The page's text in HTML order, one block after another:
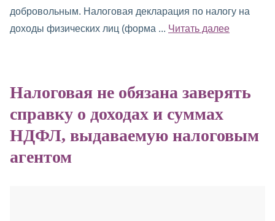
добровольным. Налоговая декларация по налогу на
доходы физических лиц (форма ... Читать далее
Налоговая не обязана заверять
справку о доходах и суммах
НДФЛ, выдаваемую налоговым
агентом